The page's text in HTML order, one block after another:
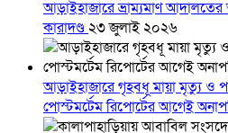
আড়াইহাজারে ভ্রাম্যমাণ
কারাদণ্ড২৩ জুলাই ২০২৬
আড়াইহাজারে গৃহবধূ মায়া মৃত্যু ও
পোস্টমর্টেম রিপোর্টের আগেই